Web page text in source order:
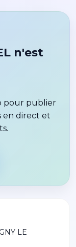
LE
n'est
pour publier
en direct et